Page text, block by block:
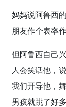
妈妈说阿鲁西
朋友作个表率作
但阿鲁西自己
人会笑话他，
我们开导他，
男孩就跳了好